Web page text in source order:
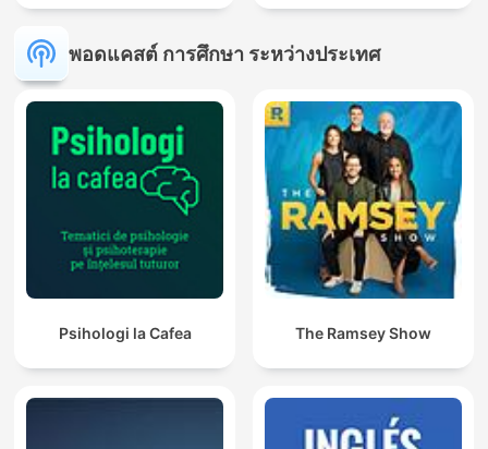
พอดแคสต์ การศึกษา ระหว่างประเทศ
Psihologi la Cafea The Ramsey Show